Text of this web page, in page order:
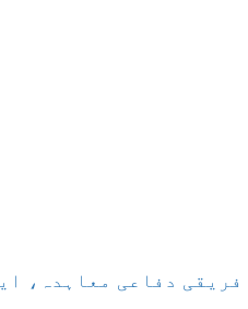
دفاعی معاہدہ،